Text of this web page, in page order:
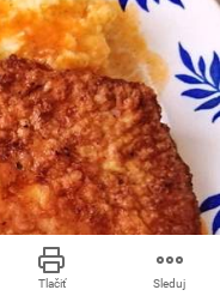
Tlačiť Sleduj